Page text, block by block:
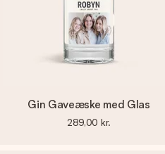
Gin Gaveæske med Glas
289,00 kr.